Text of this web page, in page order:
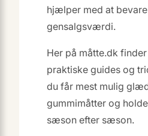
hjælper med at
gensalgsværdi.
Her på måtte.dk
praktiske guides og
du får mest mulig
gummimåtter og
sæson efter sæson.